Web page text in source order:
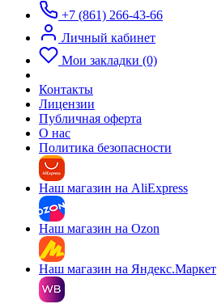
+7 (861) 266-43-66
Личный кабинет
Мои закладки (0)
Контакты
Лицензии
Публичная оферта
О нас
Политика безопасности
Наш магазин на AliExpress
Наш магазин на Ozon
Наш магазин на Яндекс.Маркет